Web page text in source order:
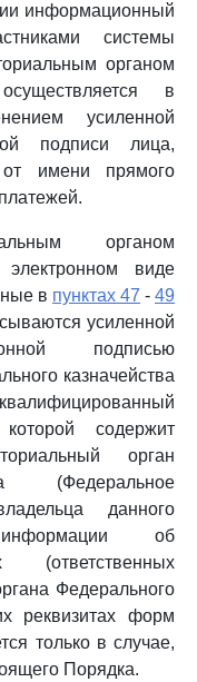
информационный
системы
органом
в
усиленной
подписи лица,
от имени прямого
органом
электронном виде
в пунктах 47 - 49
усиленной
подписью
казначейства
содержит
орган
(Федеральное
данного
об
(ответственных
Федерального
реквизитах форм
только в случае,
Порядка.